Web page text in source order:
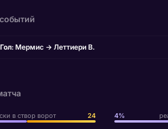
Гол: Мермис → Леттиери В.
в створ ворот 24 4%